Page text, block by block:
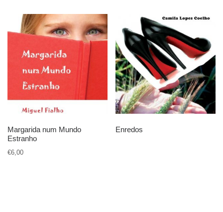
Margarida num Mundo
Estranho
€6,00
Enredos